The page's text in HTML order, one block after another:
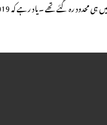
میں کمی واقع ہوئی تھی جس سے مارکیٹ میں آم، عام آدمی کی دسترس سے باہر ہوگیا تھا۔